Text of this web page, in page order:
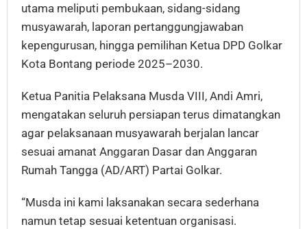
utama meliputi pembukaan, sidang-sidang
musyawarah, laporan pertanggungjawaban
kepengurusan, hingga pemilihan Ketua DPD Golkar
Kota Bontang periode 2025–2030.
Ketua Panitia Pelaksana Musda VIII, Andi Amri,
mengatakan seluruh persiapan terus dimatangkan
agar pelaksanaan musyawarah berjalan lancar
sesuai amanat Anggaran Dasar dan Anggaran
Rumah Tangga (AD/ART) Partai Golkar.
“Musda ini kami laksanakan secara sederhana
namun tetap sesuai ketentuan organisasi.